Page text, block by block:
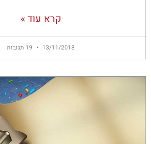
קרא עוד »
13/11/2018